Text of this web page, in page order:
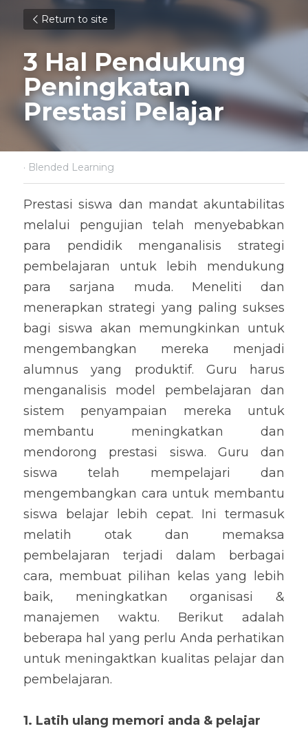
Return to site
3 Hal Pendukung
Peningkatan
Prestasi Pelajar
· Blended Learning
Prestasi siswa dan mandat akuntabilitas
melalui pengujian telah menyebabkan
para pendidik menganalisis strategi
pembelajaran untuk lebih mendukung
para sarjana muda. Meneliti dan
menerapkan strategi yang paling sukses
bagi siswa akan memungkinkan untuk
mengembangkan mereka menjadi
alumnus yang produktif. Guru harus
menganalisis model pembelajaran dan
sistem penyampaian mereka untuk
membantu meningkatkan dan
mendorong prestasi siswa. Guru dan
siswa telah mempelajari dan
mengembangkan cara untuk membantu
siswa belajar lebih cepat. Ini termasuk
melatih otak dan memaksa
pembelajaran terjadi dalam berbagai
cara, membuat pilihan kelas yang lebih
baik, meningkatkan organisasi &
manajemen waktu. Berikut adalah
beberapa hal yang perlu Anda perhatikan
untuk meningaktkan kualitas pelajar dan
pembelajaran.
1. Latih ulang memori anda & pelajar